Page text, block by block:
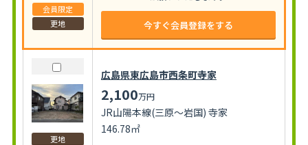
会員限定
更地
今すぐ会員登録をする
更地
広島県東広島市西条町寺家
2,100万円
JR山陽本線(三原～岩国) 寺家
146.78㎡